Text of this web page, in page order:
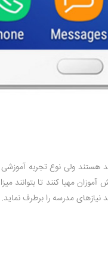
هستند ولی نوع تجربه
مهیا کنند تا بتوانند
مدرسه را برطرف نماید.